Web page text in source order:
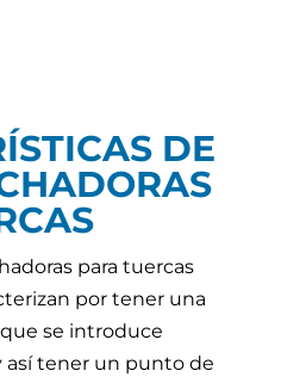
DE
para tuercas
por tener una
se introduce
así tener un punto de